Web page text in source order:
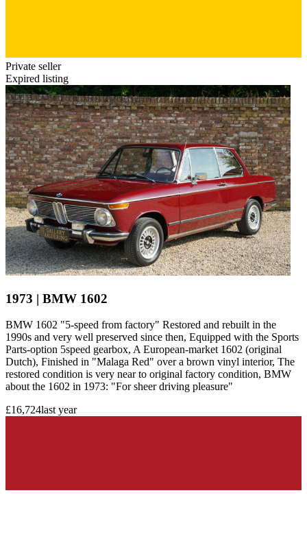
Private seller
Expired listing
1973 | BMW 1602
BMW 1602 "5-speed from factory" Restored and rebuilt in the
1990s and very well preserved since then, Equipped with the Sports
Parts-option 5speed gearbox, A European-market 1602 (original
Dutch), Finished in "Malaga Red" over a brown vinyl interior, The
restored condition is very near to original factory condition, BMW
about the 1602 in 1973: "For sheer driving pleasure"
£16,724last year